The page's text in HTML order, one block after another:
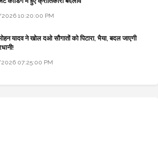
10:20:00 PM
यादव ने खोल दओ सौगातों को पिटारा, भैया, बदल जाएगी
07:25:00 PM